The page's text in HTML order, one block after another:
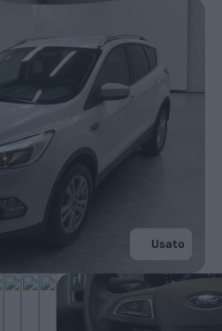
Servizi
Marchi
Fiat
Alfa Romeo
Usato